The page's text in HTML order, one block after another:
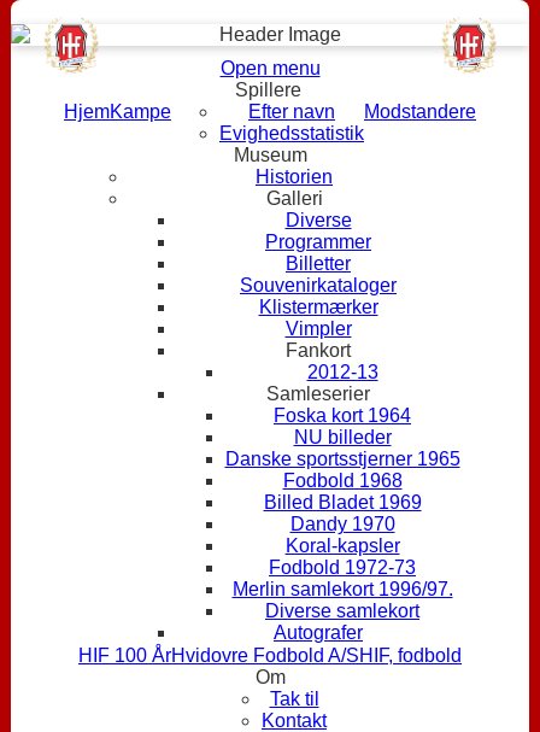
Open menu
HjemKampe
Spillere
Efter navn
Evighedsstatistik
Modstandere
Museum
Historien
Galleri
Diverse
Programmer
Billetter
Souvenirkataloger
Klistermærker
Vimpler
Fankort
2012-13
Samleserier
Foska kort 1964
NU billeder
Danske sportsstjerner 1965
Fodbold 1968
Billed Bladet 1969
Dandy 1970
Koral-kapsler
Fodbold 1972-73
Merlin samlekort 1996/97.
Diverse samlekort
Autografer
HIF 100 ÅrHvidovre Fodbold A/SHIF, fodbold
Om
Tak til
Kontakt